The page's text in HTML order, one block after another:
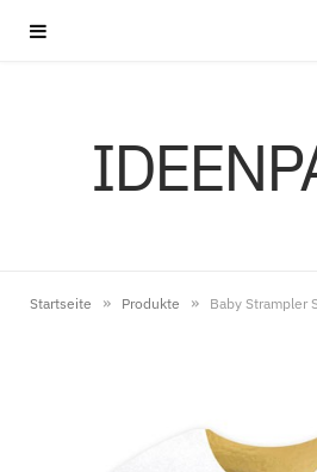
Startseite » Produkte » Baby Strampler